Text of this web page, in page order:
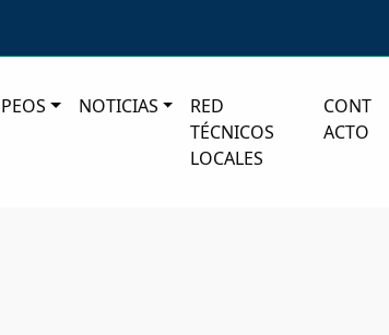
NOTICIAS
RED
TÉCNICOS
LOCALES
CONT
ACTO